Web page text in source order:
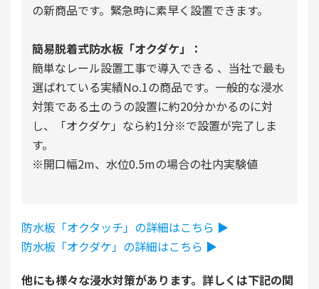
の新商品です。緊急時に素早く設置できます。
簡易脱着式防水板「オクダケ」：
簡単なレール設置工事で導入できる 、当社で最も
選ばれている実績No.1の商品です。一般的な浸水
対策である土のうの設置に約20分かかるのに対
し、「オクダケ」なら約1分※で設置が完了しま
す。
※開口幅2m、水位0.5mの場合の社内実験値
防水板「オクタッチ」の詳細はこちら ▶︎
防水板「オクダケ」の詳細はこちら ▶︎
他にも様々な浸水対策があります。詳しくは下記の関